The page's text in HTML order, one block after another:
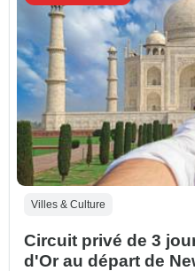
Villes & Culture
Circuit privé de 3
d'Or au départ de